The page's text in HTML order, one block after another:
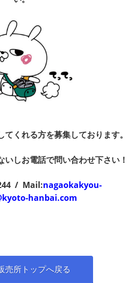
くれる方を募集しております。
いしお電話で問い合わせ下さい！
/ Mail:nagaokakyou-
hanbai.com
売所トップへ戻る